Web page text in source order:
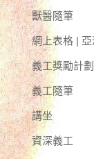
獸醫隨筆
網上表格 |
義工獎勵計劃
義工隨筆
講坐
資深義工